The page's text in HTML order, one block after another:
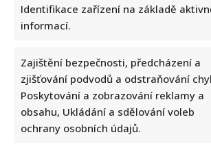
Identifikace zařízení na základě
informací.
Zajištění bezpečnosti, předcházení a
zjišťování podvodů a odstraňování
Poskytování a zobrazování reklamy a
obsahu, Ukládání a sdělování voleb
ochrany osobních údajů.
Dagmar Pecková pod palbou kritiky:
jí vytkla natáčení se při řízení a ptá se,